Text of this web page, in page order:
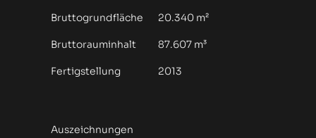
Bruttogrundfläche 20.340 m²
Bruttorauminhalt 87.607 m³
Fertigstellung 2013
Auszeichnungen